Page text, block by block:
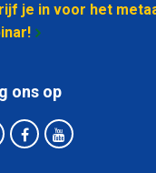
je in voor het
ons op